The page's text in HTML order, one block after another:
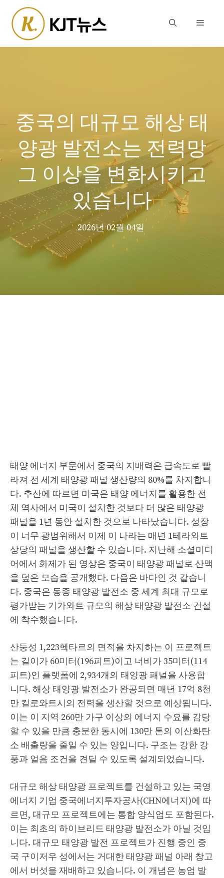
content
Menu
중국의 대규모 해상 태
양광 발전소는 전력망
그 이상을 변화시키고
있습니다
2026년 02월 04일
태양 에너지 부문에서 중국의 지배력은 급속도로 빨
라져 전 세계 태양광 패널 생산량의 80%를 차지합니
다. 추산에 따르면 미국은 태양 에너지를 활용한 전
체 역사에서 미국이 설치한 것보다 더 많은 태양광
패널을 1년 동안 설치한 것으로 나타났습니다. 성장
이 너무 광범위해서 이제 이 나라는 매년 1테라와트
상당의 패널을 생산할 수 있습니다. 지난해 소셜미디
어에서 화제가 된 영상은 중국이 태양광 패널로 산맥
을 덮은 모습을 공개했다. 다음은 바다인 것 같습니
다. 중국은 동종 태양광 발전소 중 세계 최대 규모로
평가받는 기가와트 규모의 해상 태양광 발전소 건설
에 착수했습니다.
산둥성 1,223헥타르의 면적을 차지하는 이 프로젝트
는 길이가 60미터(196피트)이고 너비가 35미터(114
피트)인 플랫폼에 2,934개의 태양광 패널을 사용합
니다. 해상 태양광 발전소가 완공되면 매년 17억 8천
만 킬로와트시의 전력을 생산할 것으로 예상됩니다.
이는 이 지역 260만 가구 이상의 에너지 수요를 감당
할 수 있을 만큼 충분한 동시에 130만 톤의 이산화탄
소 배출량을 줄일 수 있는 양입니다. 구조는 강한 강
풍과 얼음 조건을 견딜 수 있도록 설계되었습니다.
대규모 해상 태양광 프로젝트를 건설하고 있는 국영
에너지 기업 중국에너지투자공사(CHN에너지)에 따
르면, 대규모 프로젝트에는 통합 양식업도 포함된다.
이는 최초의 하이브리드 태양광 발전소가 아닐 것입
니다. 대규모 태양광 발전 프로젝트가 진행 중인 중
국 구이저우 성에서는 거대한 태양광 패널 아래 창고
에서 버섯을 재배하고 있습니다. 이 개념은 농업 ​​발